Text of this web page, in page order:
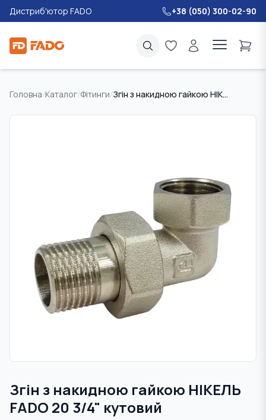
Дистриб'ютор FADO +38 (050) 300-02-90
Головна/Каталог/Фітинги/ Згін з накидною гайкою НІКЕЛЬ FADO 20 3/4" кутовий
Згін з накидною гайкою НІКЕЛЬ
FADO 20 3/4" кутовий